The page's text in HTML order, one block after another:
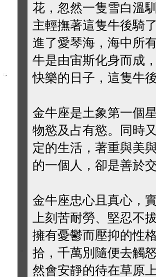
花，忽然一隻雪白溫
主輕撫著這隻牛後騎
進了愛琴海，海中所
牛是由宙斯化身而成
快樂的日子，這隻牛
金牛座是土象第一個
物慾及占有慾。同時
定的生活，著重與美
的一個人，卻是善於
金牛座忠心且真心，
上刻苦耐勞、堅忍不
擁有憂鬱而壓抑的性
拾，千萬別隨便去觸
然會安靜的待在草原